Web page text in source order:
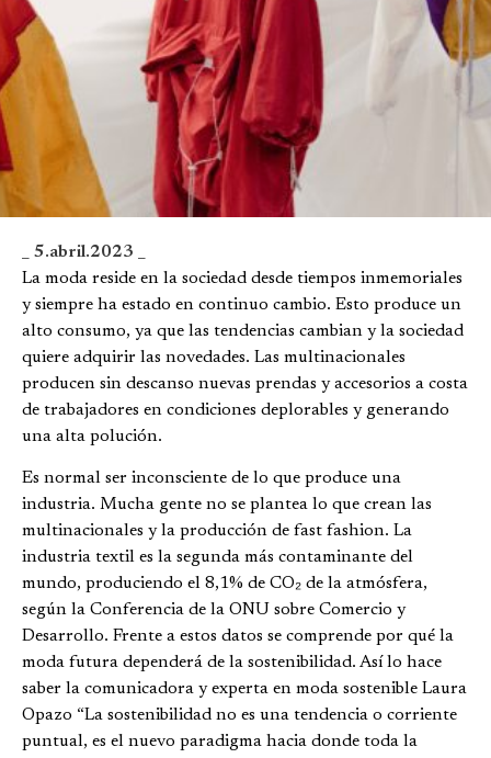
_ 5.abril.2023 _
La moda reside en la sociedad desde tiempos inmemoriales
y siempre ha estado en continuo cambio. Esto produce un
alto consumo, ya que las tendencias cambian y la sociedad
quiere adquirir las novedades. Las multinacionales
producen sin descanso nuevas prendas y accesorios a costa
de trabajadores en condiciones deplorables y generando
una alta polución.
Es normal ser inconsciente de lo que produce una
industria. Mucha gente no se plantea lo que crean las
multinacionales y la producción de fast fashion. La
industria textil es la segunda más contaminante del
mundo, produciendo el 8,1% de CO₂ de la atmósfera,
según la Conferencia de la ONU sobre Comercio y
Desarrollo. Frente a estos datos se comprende por qué la
moda futura dependerá de la sostenibilidad. Así lo hace
saber la comunicadora y experta en moda sostenible Laura
Opazo “La sostenibilidad no es una tendencia o corriente
puntual, es el nuevo paradigma hacia donde toda la